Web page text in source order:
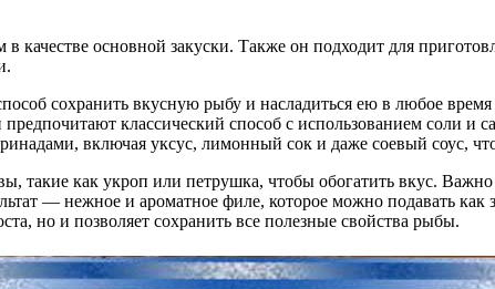
качестве основной закуски. Также он подходит для
сохранить вкусную рыбу и насладиться ею в любое
классический способ с использованием соли и
включая уксус, лимонный сок и даже соевый соус,
такие как укроп или петрушка, чтобы обогатить вкус.
— нежное и ароматное филе, которое можно подавать как
но и позволяет сохранить все полезные свойства рыбы.